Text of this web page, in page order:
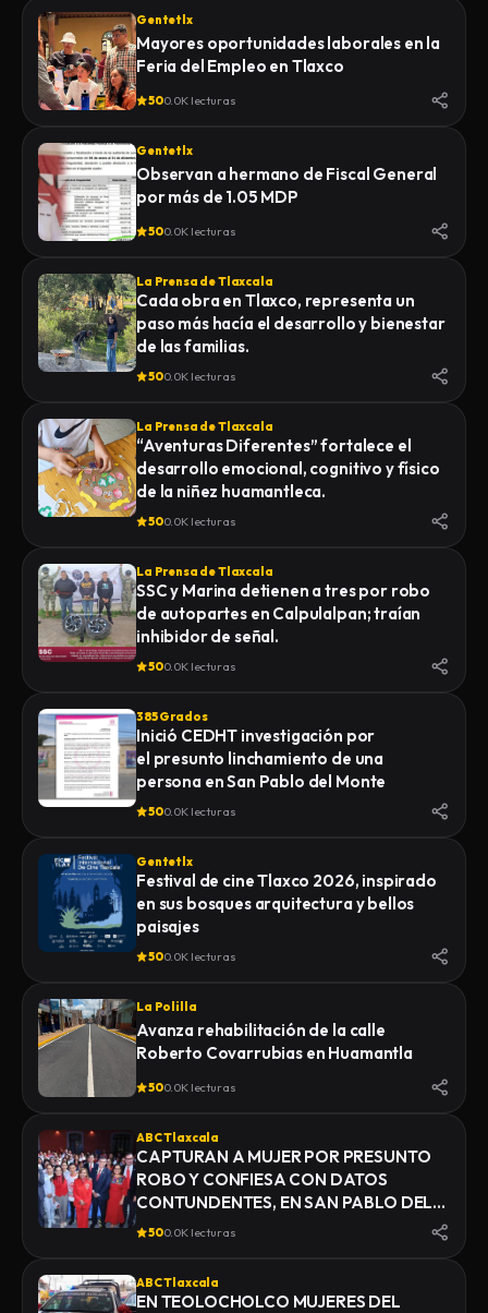
Gentetlx
Mayores oportunidades laborales en la
Feria del Empleo en Tlaxco
500.0K lecturas
Gentetlx
Observan a hermano de Fiscal General
por más de 1.05 MDP
500.0K lecturas
La Prensa de Tlaxcala
Cada obra en Tlaxco, representa un
paso más hacía el desarrollo y bienestar
de las familias.
500.0K lecturas
La Prensa de Tlaxcala
“Aventuras Diferentes” fortalece el
desarrollo emocional, cognitivo y físico
de la niñez huamantleca.
500.0K lecturas
La Prensa de Tlaxcala
SSC y Marina detienen a tres por robo
de autopartes en Calpulalpan; traían
inhibidor de señal.
500.0K lecturas
385 Grados
Inició CEDHT investigación por
el presunto linchamiento de una
500.0K lecturas
Gentetlx
Festival de cine Tlaxco 2026, inspirado
en sus bosques arquitectura y bellos
paisajes
500.0K lecturas
La Polilla
Avanza rehabilitación de la calle
Roberto Covarrubias en Huamantla
500.0K lecturas
ABC Tlaxcala
CAPTURAN A MUJER POR PRESUNTO
ROBO Y CONFIESA CON DATOS
CONTUNDENTES, EN SAN PABLO DEL
MONTE
500.0K lecturas
ABC Tlaxcala
EN TEOLOCHOLCO MUJERES DEL